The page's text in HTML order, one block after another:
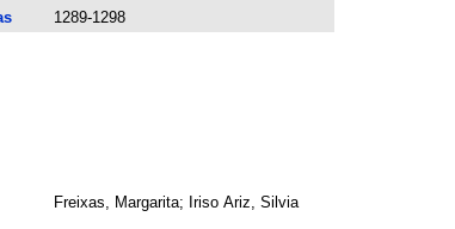
1289-1298
Freixas, Margarita; Iriso Ariz, Silvia